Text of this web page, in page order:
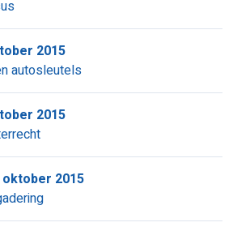
autosleutels
2015
2015
2015